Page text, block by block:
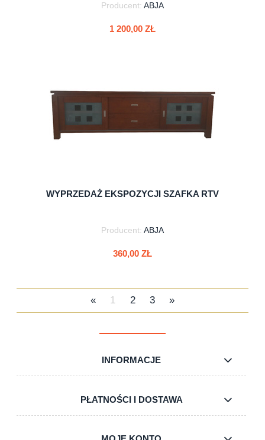
Producent: ABJA
1 200,00 ZŁ
do koszyka
WYPRZEDAŻ EKSPOZYCJI SZAFKA RTV
Producent: ABJA
360,00 ZŁ
« 1 2 3 »
INFORMACJE
PŁATNOŚCI I DOSTAWA